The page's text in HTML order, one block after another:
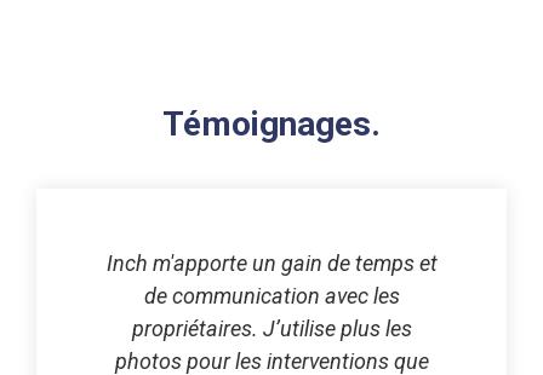
Témoignages.
Inch m'apporte un gain de temps et
de communication avec les
propriétaires. J’utilise plus les
photos pour les interventions que